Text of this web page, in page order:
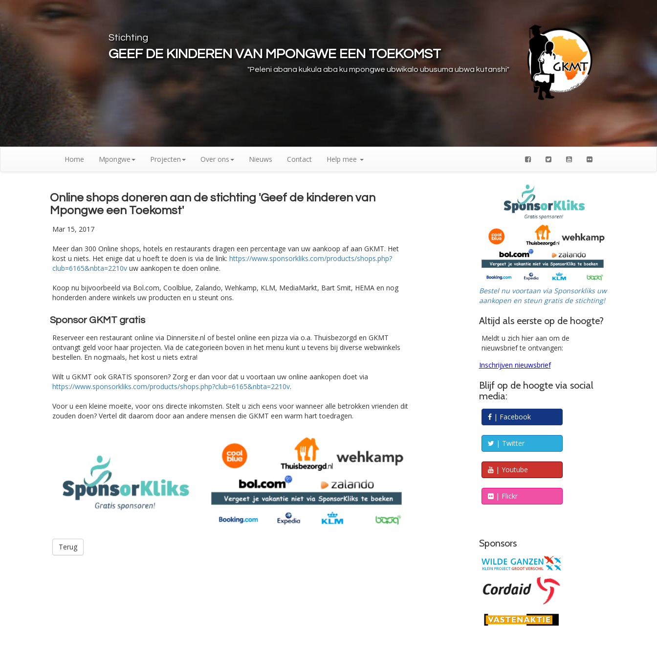
Stichting
GEEF DE KINDEREN VAN MPONGWE EEN TOEKOMST
"Peleni abana kukula aba ku mpongwe ubwikalo ubusuma ubwa kutanshi"
Home Mpongwe Projecten Over ons Nieuws Contact Help mee
Online shops doneren aan de stichting 'Geef de kinderen van
Mpongwe een Toekomst'
Mar 15, 2017
Meer dan 300 Online shops, hotels en restaurants dragen een percentage van uw aankoop af aan GKMT. Het
kost u niets. Het enige dat u hoeft te doen is via de link: https://www.sponsorkliks.com/products/shops.php?
club=6165&nbta=2210v uw aankopen te doen online.
Koop nu bijvoorbeeld via Bol.com, Coolblue, Zalando, Wehkamp, KLM, MediaMarkt, Bart Smit, HEMA en nog
honderden andere winkels uw producten en u steunt ons.
Sponsor GKMT gratis
Reserveer een restaurant online via Dinnersite.nl of bestel online een pizza via o.a. Thuisbezorgd en GKMT
ontvangt geld voor haar projecten. Via de categorieën boven in het menu kunt u tevens bij diverse webwinkels
bestellen. En nogmaals, het kost u niets extra!
Wilt u GKMT ook GRATIS sponsoren? Zorg er dan voor dat u voortaan uw online aankopen doet via
https://www.sponsorkliks.com/products/shops.php?club=6165&nbta=2210v.
Voor u een kleine moeite, voor ons directe inkomsten. Stelt u zich eens voor wanneer alle betrokken vrienden dit
zouden doen? Vertel dit daarom door aan andere mensen die GKMT een warm hart toedragen.
Terug
Bestel nu voortaan via Sponsorkliks uw
aankopen en steun gratis de stichting!
Altijd als eerste op de hoogte?
Meldt u zich hier aan om de
nieuwsbrief te ontvangen:
Inschrijven nieuwsbrief
Blijf op de hoogte via social
media:
| Facebook
| Twitter
| Youtube
| Flickr
Sponsors